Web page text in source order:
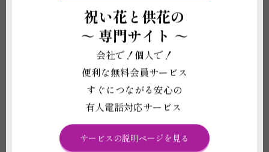
全品に無料で「水やりチェッカー」「専用
肥料」がついてくる！
インテリアにおすすめのお洒落な鉢もご用
立札（名札）もしくはメッセージカードを
1枚無料対応
お札は一般的な木目調柄から、季節の柄が
入ったデザイン札までご用意！
祝い花と供花の
～ 専門サイト ～
会社で！個人で！
便利な無料会員サービス
すぐにつながる安心の
有人電話対応サービス
サービスの説明ページを見る